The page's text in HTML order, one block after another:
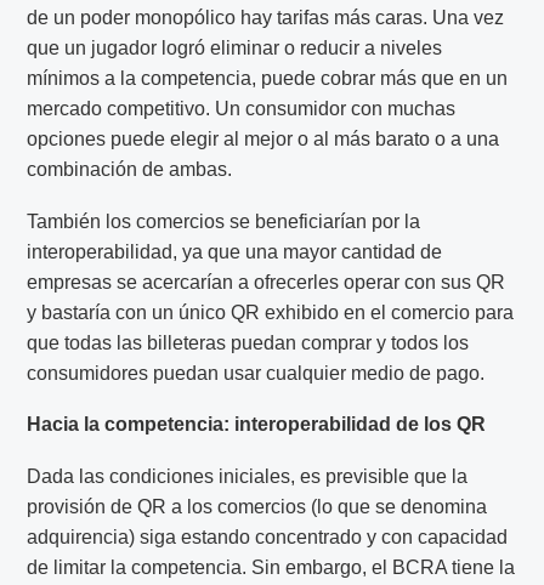
de un poder monopólico hay tarifas más caras. Una vez
que un jugador logró eliminar o reducir a niveles
mínimos a la competencia, puede cobrar más que en un
mercado competitivo. Un consumidor con muchas
opciones puede elegir al mejor o al más barato o a una
combinación de ambas.
También los comercios se beneficiarían por la
interoperabilidad, ya que una mayor cantidad de
empresas se acercarían a ofrecerles operar con sus QR
y bastaría con un único QR exhibido en el comercio para
que todas las billeteras puedan comprar y todos los
consumidores puedan usar cualquier medio de pago.
Hacia la competencia: interoperabilidad de los QR
Dada las condiciones iniciales, es previsible que la
provisión de QR a los comercios (lo que se denomina
adquirencia) siga estando concentrado y con capacidad
de limitar la competencia. Sin embargo, el BCRA tiene la